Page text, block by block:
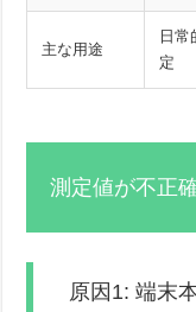
主な用途
日常
定
測定値が不正
原因1: 端末